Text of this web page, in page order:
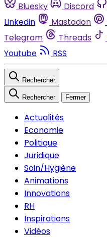
Bluesky Discord
Linkedin
Mastodon
Telegram
Threads
Youtube
RSS
Rechercher
Rechercher Fermer
Actualités
Economie
Politique
Juridique
Soin/Hygiène
Animations
Innovations
RH
Inspirations
Vidéos